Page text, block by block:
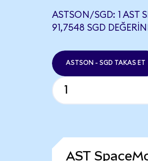
ASTSON/SGD: 1 AST
91,7548 SGD
ASTSON - SGD TAKAS ET
AST